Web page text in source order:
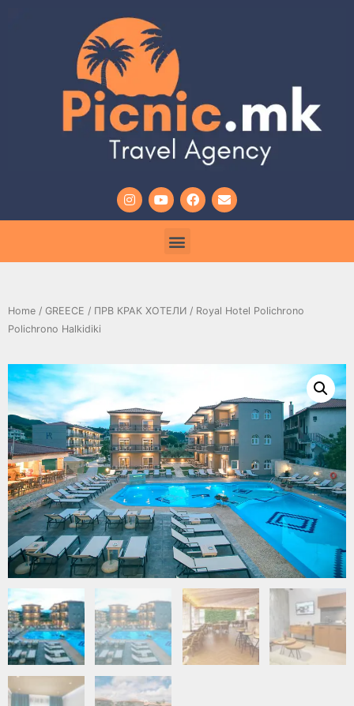
Home / GREECE / ПРВ КРАК ХОТЕЛИ / Royal Hotel Polichrono
Polichrono Halkidiki